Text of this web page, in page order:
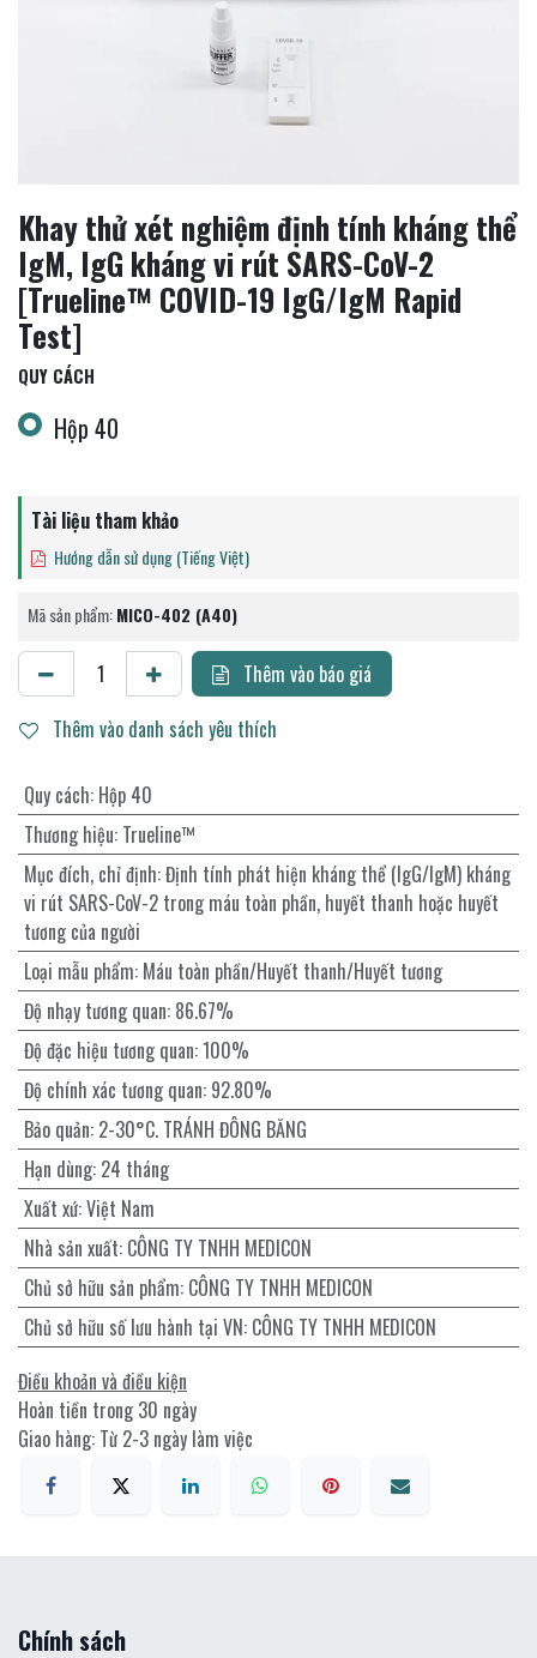
Khay thử xét nghiệm định tính kháng thể
IgM, IgG kháng vi rút SARS-CoV-2
[Trueline™ COVID-19 IgG/IgM Rapid
Test]
QUY CÁCH
Hộp 40
Tài liệu tham khảo
Hướng dẫn sử dụng (Tiếng Việt)
Mã sản phẩm:MICO-402 (A40)
Thêm vào báo giá
Thêm vào danh sách yêu thích
Quy cách: Hộp 40
Thương hiệu: Trueline™
Mục đích, chỉ định:Định tính phát hiện kháng thể (IgG/IgM) kháng
vi rút SARS-CoV-2 trong máu toàn phần, huyết thanh hoặc huyết
tương của người
Loại mẫu phẩm: Máu toàn phần/Huyết thanh/Huyết tương
Độ nhạy tương quan: 86.67%
Độ đặc hiệu tương quan:100%
Độ chính xác tương quan: 92.80%
Bảo quản: 2-30°C. TRÁNH ĐÔNG BĂNG
Hạn dùng: 24 tháng
Xuất xứ:Việt Nam
Nhà sản xuất: CÔNG TY TNHH MEDICON
Chủ sở hữu sản phẩm: CÔNG TY TNHH MEDICON
Chủ sở hữu số lưu hành tại VN: CÔNG TY TNHH MEDICON
Điều khoản và điều kiện
Hoàn tiền trong 30 ngày
Giao hàng: Từ 2-3 ngày làm việc
Chính sách